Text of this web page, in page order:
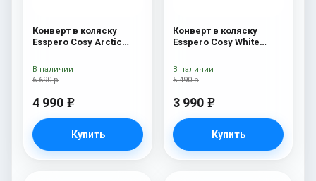
Конверт в коляску
Esspero Cosy Arctic
6 690 р
4 990 e
Купить
В наличии
Конверт в коляску
Esspero Cosy White
5 490 р
3 990 e
Купить
В наличии